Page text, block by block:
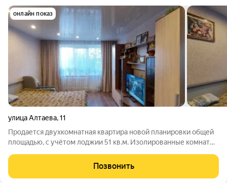
онлайн показ
улица Алтаева,11
Продается двухкомнатная квартира новой планировки общей
площадью, с учётом лоджии 51 кв.м. Изолированные комнаты -
стеклопакетом, утеплённая лоджия. Квартира расположена на
1-м этаже
Позвонить